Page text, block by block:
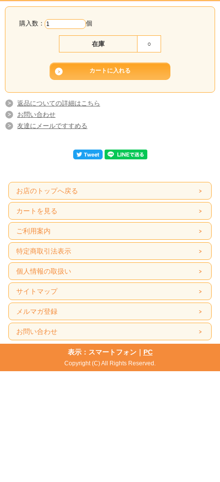
購入数： 個
在庫 ○
返品についての詳細はこちら
お問い合わせ
友達にメールですすめる
お店のトップへ戻る
カートを見る
ご利用案内
特定商取引法表示
個人情報の取扱い
サイトマップ
メルマガ登録
お問い合わせ
表示：スマートフォン｜ PC
Copyright (C) All Rights Reserved.